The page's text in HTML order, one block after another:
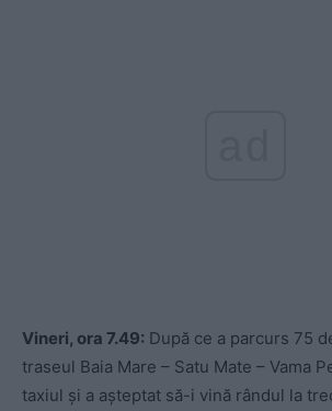
Vineri, ora 7.49: După ce a parcurs 75
traseul Baia Mare – Satu Mate – Vama
taxiul și a așteptat să-i vină rândul la